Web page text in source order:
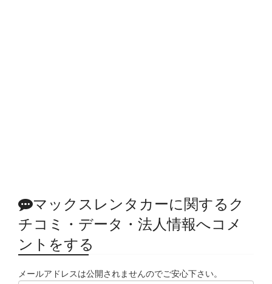
マックスレンタカーに関するク
チコミ・データ・法人情報へコメ
ントをする
メールアドレスは公開されませんのでご安心下さい。